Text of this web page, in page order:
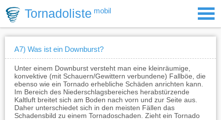
Tornadoliste mobil
A7) Was ist ein Downburst?
Unter einem Downburst versteht man eine kleinräumige,
konvektive (mit Schauern/Gewittern verbundene) Fallböe, die
ebenso wie ein Tornado erhebliche Schäden anrichten kann.
Im Bereich des Niederschlagsbereiches herabstürzende
Kaltluft breitet sich am Boden nach vorn und zur Seite aus.
Daher unterschiedet sich in den meisten Fällen das
Schadensbild zu einem Tornadoschaden. Zieht ein Tornado